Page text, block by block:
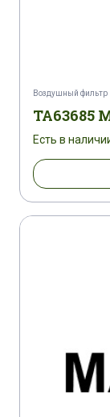
Воздушный фильтр
TA63685
Есть в